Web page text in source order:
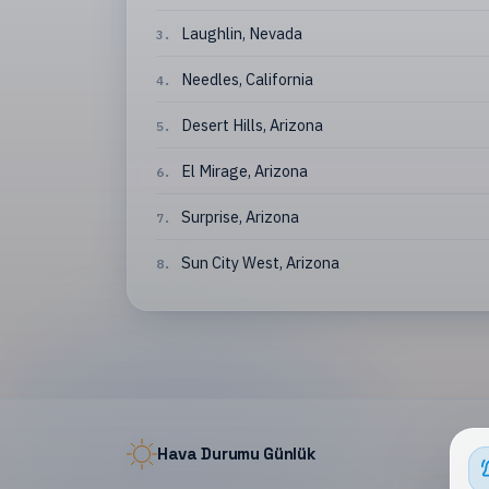
3 . Laughlin, Nevada
4. Needles, California
5. Desert Hills, Arizona
6. El Mirage, Arizona
7. Surprise, Arizona
8. Sun City West, Arizona
Hava Durumu Günlük